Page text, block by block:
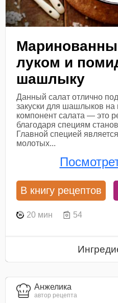
луком и
шашлыку
Данный салат отлично
закуски для шашлыков
компонент салата — это
благодаря специям
Главной специей
молотых...
В книгу рецептов
20 мин 54
Анжелика
автор рецепта